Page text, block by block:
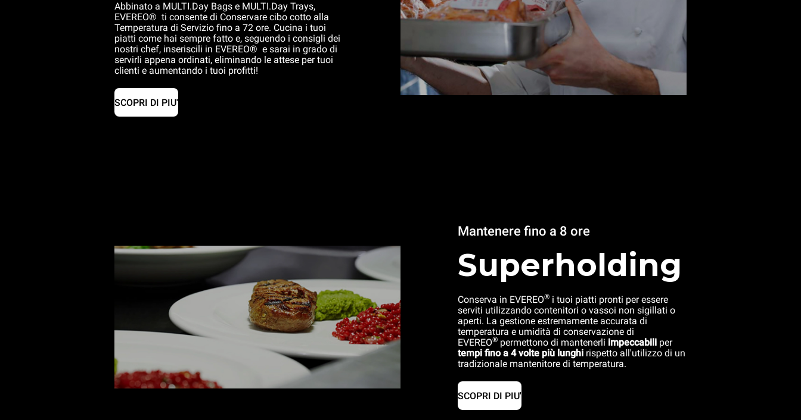
Abbinato a MULTI.Day Bags e MULTI.Day Trays,
EVEREO® ti consente di Conservare cibo cotto alla
Temperatura di Servizio fino a 72 ore. Cucina i tuoi
piatti come hai sempre fatto e, seguendo i consigli dei
nostri chef, inseriscili in EVEREO® e sarai in grado di
servirli appena ordinati, eliminando le attese per tuoi
clienti e aumentando i tuoi profitti!
SCOPRI DI PIU'
Mantenere fino a 8 ore
Superholding
Conserva in EVEREO® i tuoi piatti pronti per essere
serviti utilizzando contenitori o vassoi non sigillati o
aperti. La gestione estremamente accurata di
temperatura e umidità di conservazione di
EVEREO® permettono di mantenerli impeccabili per
tempi fino a 4 volte più lunghi rispetto all'utilizzo di un
tradizionale mantenitore di temperatura.
SCOPRI DI PIU'